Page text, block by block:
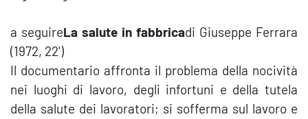
a seguireLa salute in fabbricadi Giuseppe Ferrara
(1972, 22')
Il documentario affronta il problema della nocività
nei luoghi di lavoro, degli infortuni e della tutela
della salute dei lavoratori; si sofferma sul lavoro e